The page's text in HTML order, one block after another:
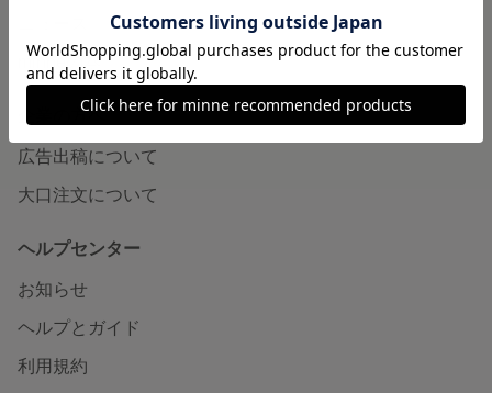
minneの本
企業の方へ
広告出稿について
大口注文について
ヘルプセンター
お知らせ
ヘルプとガイド
利用規約